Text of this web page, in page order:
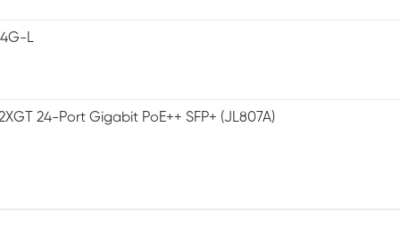
L
24-Port Gigabit PoE++ SFP+ (JL807A)